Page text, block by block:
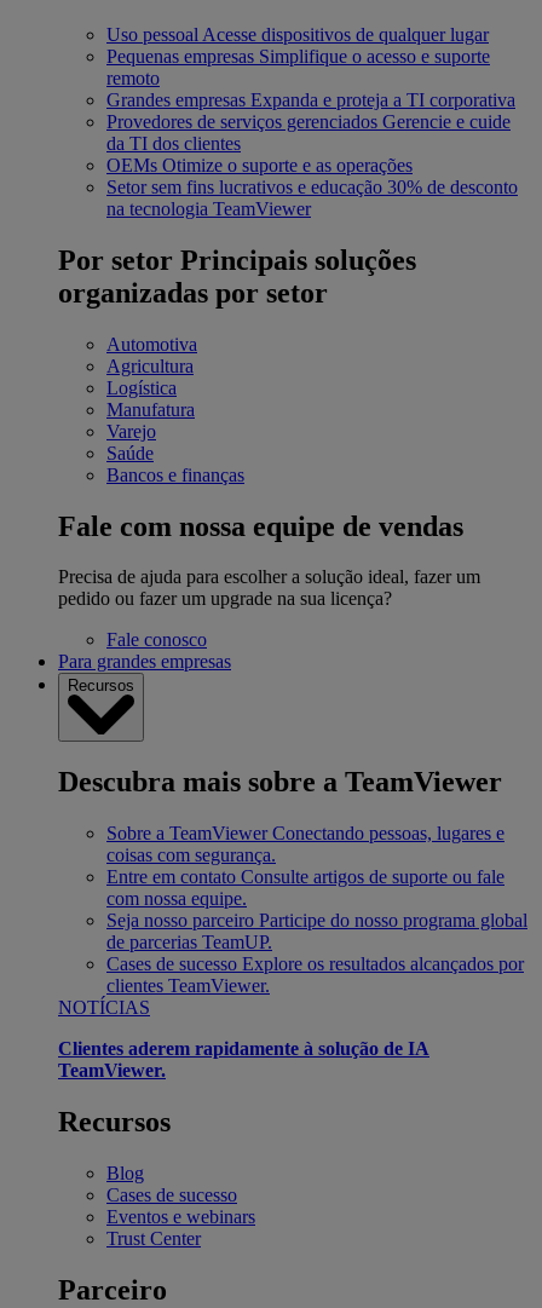
Uso pessoal Acesse dispositivos de qualquer lugar
Pequenas empresas Simplifique o acesso e suporte
remoto
Grandes empresas Expanda e proteja a TI corporativa
Provedores de serviços gerenciados Gerencie e cuide
da TI dos clientes
OEMs Otimize o suporte e as operações
Setor sem fins lucrativos e educação 30% de desconto
na tecnologia TeamViewer
Por setor Principais soluções
organizadas por setor
Automotiva
Agricultura
Logística
Manufatura
Varejo
Saúde
Bancos e finanças
Fale com nossa equipe de vendas
Precisa de ajuda para escolher a solução ideal, fazer um
pedido ou fazer um upgrade na sua licença?
Fale conosco
Para grandes empresas
Recursos
Descubra mais sobre a TeamViewer
Sobre a TeamViewer Conectando pessoas, lugares e
coisas com segurança.
Entre em contato Consulte artigos de suporte ou fale
com nossa equipe.
Seja nosso parceiro Participe do nosso programa global
de parcerias TeamUP.
Cases de sucesso Explore os resultados alcançados por
clientes TeamViewer.
NOTÍCIAS
Clientes aderem rapidamente à solução de IA
TeamViewer.
Recursos
Blog
Cases de sucesso
Eventos e webinars
Trust Center
Parceiro